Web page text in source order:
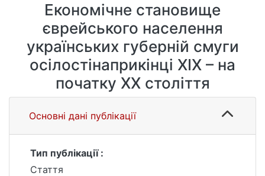
Економічне становище
єврейського населення
українських губерній смуги
осілостінаприкінці ХІХ – на
початку ХХ століття
Основні дані публікації
Тип публікації :
Стаття